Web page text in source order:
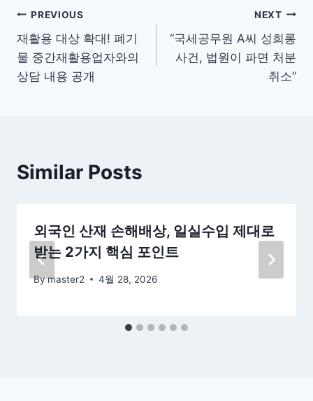
글
탐
색
PREVIOUS
재활용 대상 확대! 폐기
물 중간재활용업자와의
상담 내용 공개
NEXT
“국세공무원 A씨 성희롱
사건, 법원이 파면 처분
취소”
Similar Posts
외국인 산재 손해배상, 일실수입 제대로
받는 2가지 핵심 포인트
Bymaster2 4월 28, 2026